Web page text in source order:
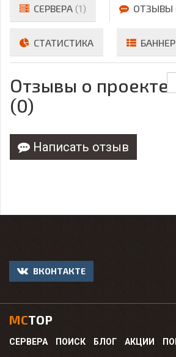
СЕРВЕРА (1) ОТЗЫВЫ
СТАТИСТИКА
Отзывы о проекте
(0)
Написать отзыв
ВКОНТАКТЕ
MCTOP
СЕРВЕРА ПОИСК БЛОГ АКЦИИ